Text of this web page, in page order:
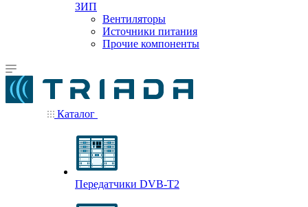
ЗИП
Вентиляторы
Источники питания
Прочие компоненты
Каталог
Передатчики DVB-T2